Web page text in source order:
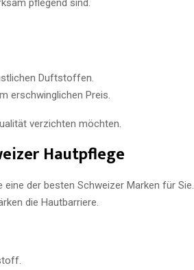
Duftstoffen.
erschwinglichen Preis.
verzichten möchten.
Hautpflege
der besten Schweizer Marken für Sie.
die Hautbarriere.